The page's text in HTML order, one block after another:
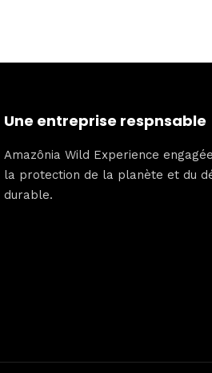
Une entreprise respnsable
Amazônia Wild Experience
la protection de la planète et du
durable.